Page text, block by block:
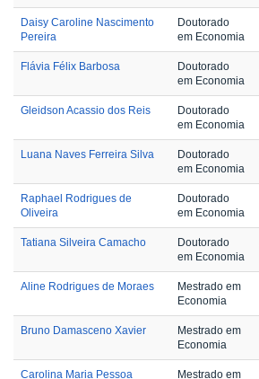
Daisy Caroline Nascimento
Pereira
Doutorado
em Economia
Flávia Félix Barbosa
Doutorado
em Economia
Gleidson Acassio dos Reis
Doutorado
em Economia
Luana Naves Ferreira Silva
Doutorado
em Economia
Raphael Rodrigues de
Oliveira
Doutorado
em Economia
Tatiana Silveira Camacho
Doutorado
em Economia
Aline Rodrigues de Moraes
Mestrado em
Economia
Bruno Damasceno Xavier
Mestrado em
Economia
Carolina Maria Pessoa
Mestrado em